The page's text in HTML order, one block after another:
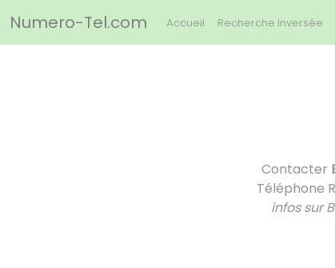
Numero-Tel.com Accueil Recherche Inversée
Contacter
Téléphone
infos sur